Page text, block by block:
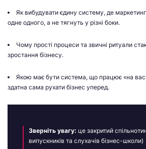
Як вибудувати єдину систему, де
одне одного, а не тягнуть у різні боки.
Чому прості процеси та звичні ритуали
зростання бізнесу.
Якою має бути система, що працює «на
здатна сама рухати бізнес уперед.
Зверніть увагу: це закритий
випускників та слухачів бізнес-школи)